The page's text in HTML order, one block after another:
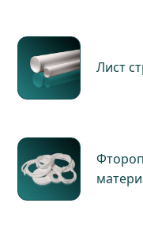
Лист